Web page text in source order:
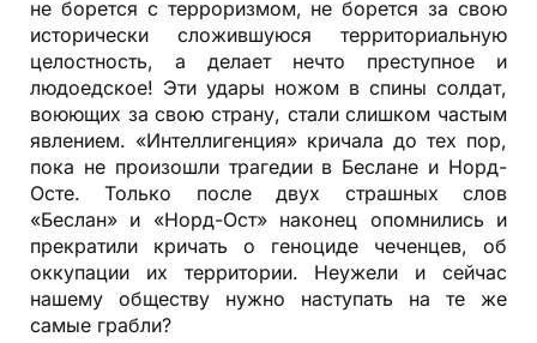
не борется с терроризмом, не борется за свою
исторически сложившуюся территориальную
целостность, а делает нечто преступное и
людоедское! Эти удары ножом в спины солдат,
воюющих за свою страну, стали слишком частым
явлением. «Интеллигенция» кричала до тех пор,
пока не произошли трагедии в Беслане и Норд-
Осте. Только после двух страшных слов
«Беслан» и «Норд-Ост» наконец опомнились и
прекратили кричать о геноциде чеченцев, об
оккупации их территории. Неужели и сейчас
нашему обществу нужно наступать на те же
самые грабли?